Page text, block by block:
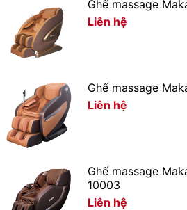
Ghế massage
Liên hệ
Ghế massage
Liên hệ
Ghế massage
10003
Liên hệ